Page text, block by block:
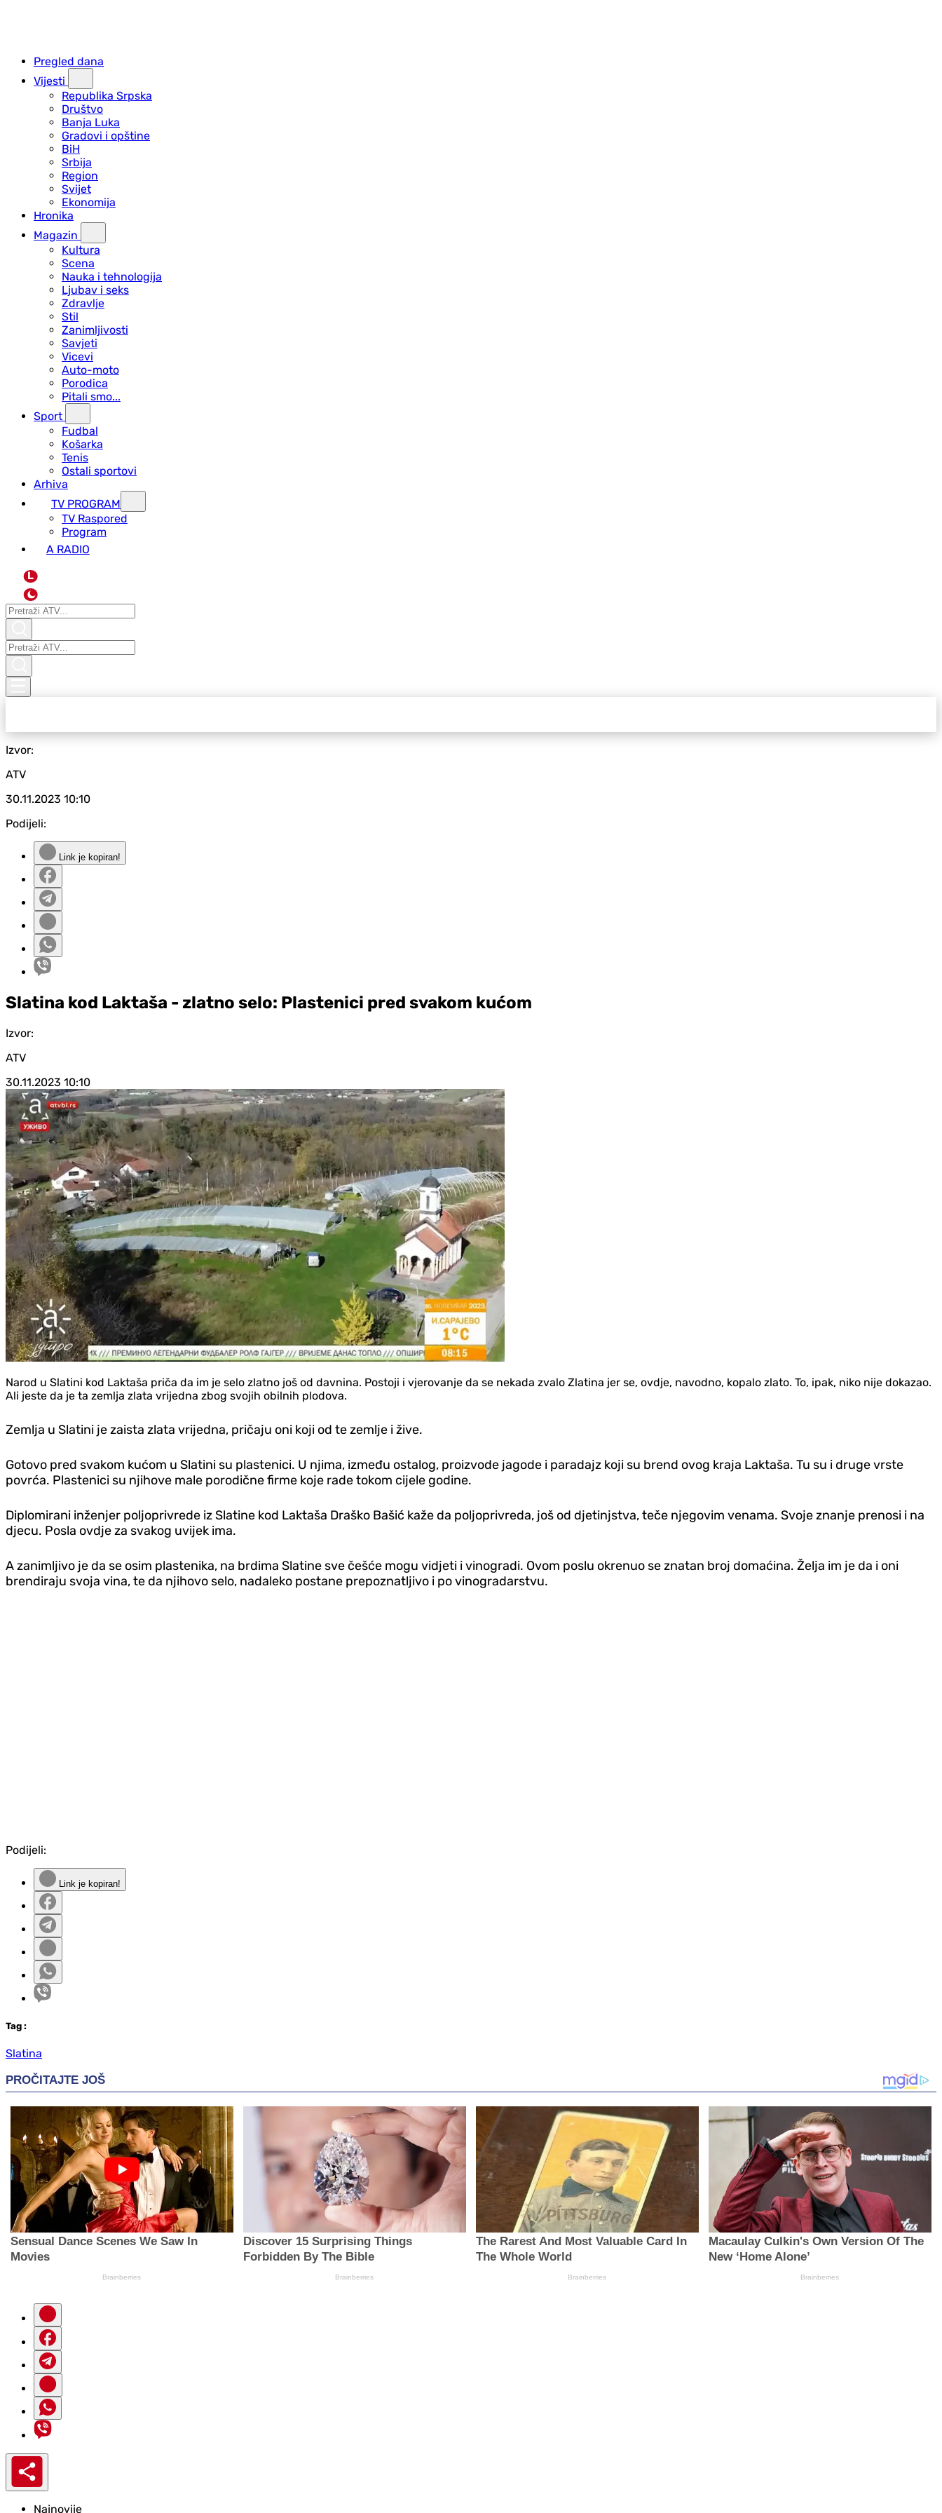
Pregled dana
Vijesti
Republika Srpska
Društvo
Banja Luka
Gradovi i opštine
BiH
Srbija
Region
Svijet
Ekonomija
Hronika
Magazin
Kultura
Scena
Nauka i tehnologija
Ljubav i seks
Zdravlje
Stil
Zanimljivosti
Savjeti
Vicevi
Auto-moto
Porodica
Pitali smo...
Sport
Fudbal
Košarka
Tenis
Ostali sportovi
Arhiva
TV PROGRAM
ТV Raspored
Program
A RADIO
L
Izvor:
ATV
30.11.2023 10:10
Podijeli:
Link je kopiran!
Slatina kod Laktaša - zlatno selo: Plastenici pred svakom kućom
Izvor:
ATV
30.11.2023 10:10
Narod u Slatini kod Laktaša priča da im je selo zlatno još od davnina. Postoji i vjerovanje da se nekada zvalo Zlatina jer se, ovdje, navodno, kopalo zlato. To, ipak, niko nije dokazao.
Ali jeste da je ta zemlja zlata vrijedna zbog svojih obilnih plodova.
Zemlja u Slatini je zaista zlata vrijedna, pričaju oni koji od te zemlje i žive.
Gotovo pred svakom kućom u Slatini su plastenici. U njima, između ostalog, proizvode jagode i paradajz koji su brend ovog kraja Laktaša. Tu su i druge vrste
povrća. Plastenici su njihove male porodične firme koje rade tokom cijele godine.
Diplomirani inženjer poljoprivrede iz Slatine kod Laktaša Draško Bašić kaže da poljoprivreda, još od djetinjstva, teče njegovim venama. Svoje znanje prenosi i na
djecu. Posla ovdje za svakog uvijek ima.
A zanimljivo je da se osim plastenika, na brdima Slatine sve češće mogu vidjeti i vinogradi. Ovom poslu okrenuo se znatan broj domaćina. Želja im je da i oni
brendiraju svoja vina, te da njihovo selo, nadaleko postane prepoznatljivo i po vinogradarstvu.
Podijeli:
Link je kopiran!
Tag :
Slatina
Najnovije